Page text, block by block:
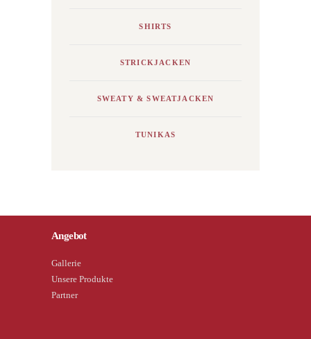
SHIRTS
STRICKJACKEN
SWEATY & SWEATJACKEN
TUNIKAS
Angebot
Gallerie
Unsere Produkte
Partner